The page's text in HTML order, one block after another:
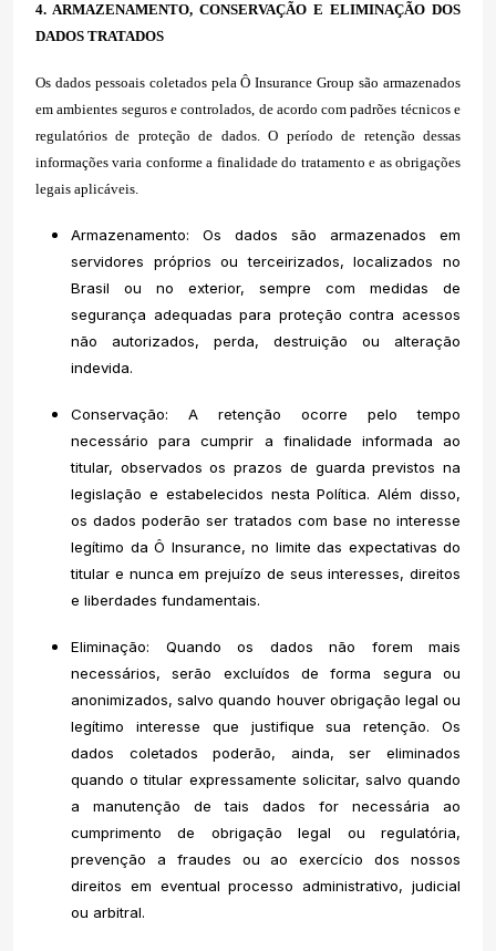
4. ARMAZENAMENTO, CONSERVAÇÃO E ELIMINAÇÃO DOS
DADOS TRATADOS
Os dados pessoais coletados pela Ô Insurance Group são armazenados
em ambientes seguros e controlados, de acordo com padrões técnicos e
regulatórios de proteção de dados. O período de retenção dessas
informações varia conforme a finalidade do tratamento e as obrigações
legais aplicáveis.
Armazenamento: Os dados são armazenados em
servidores próprios ou terceirizados, localizados no
Brasil ou no exterior, sempre com medidas de
segurança adequadas para proteção contra acessos
não autorizados, perda, destruição ou alteração
indevida.
Conservação: A retenção ocorre pelo tempo
necessário para cumprir a finalidade informada ao
titular, observados os prazos de guarda previstos na
legislação e estabelecidos nesta Política. Além disso,
os dados poderão ser tratados com base no interesse
legítimo da Ô Insurance, no limite das expectativas do
titular e nunca em prejuízo de seus interesses, direitos
e liberdades fundamentais.
Eliminação: Quando os dados não forem mais
necessários, serão excluídos de forma segura ou
anonimizados, salvo quando houver obrigação legal ou
legítimo interesse que justifique sua retenção. Os
dados coletados poderão, ainda, ser eliminados
quando o titular expressamente solicitar, salvo quando
a manutenção de tais dados for necessária ao
cumprimento de obrigação legal ou regulatória,
prevenção a fraudes ou ao exercício dos nossos
direitos em eventual processo administrativo, judicial
ou arbitral.